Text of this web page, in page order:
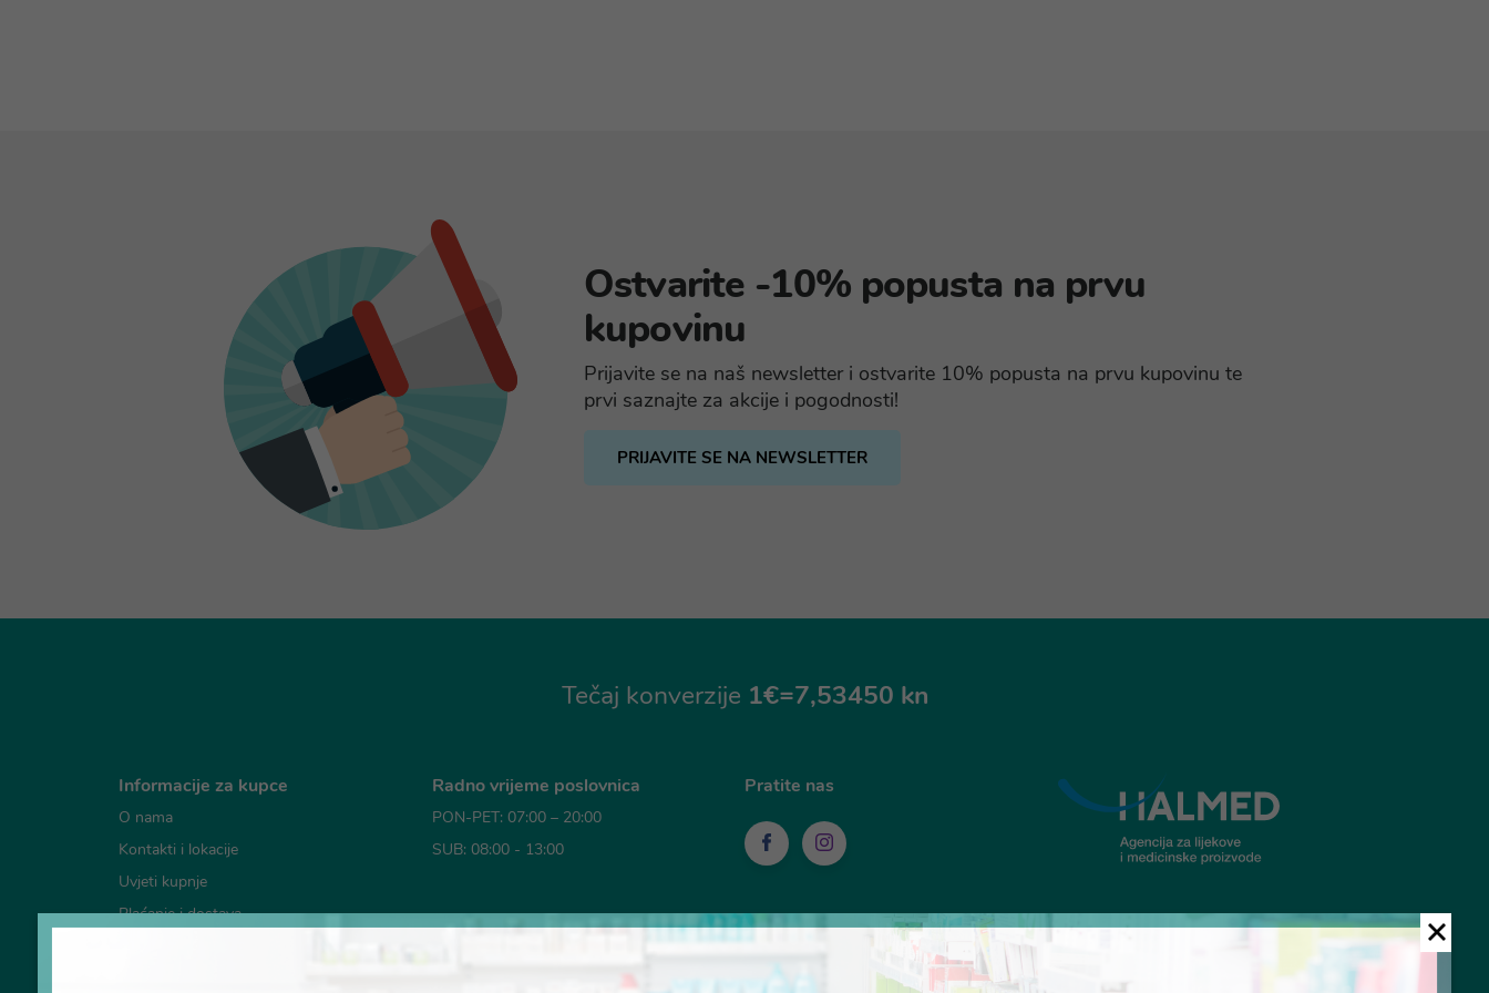
Ostvarite -10% popusta na prvu
kupovinu
Prijavite se na naš newsletter i ostvarite 10% popusta na prvu kupovinu te
prvi saznajte za akcije i pogodnosti!
PRIJAVITE SE NA NEWSLETTER
Tečaj konverzije 1€=7,53450 kn
Informacije za kupce
O nama
Kontakti i lokacije
Uvjeti kupnje
Plaćanje i dostava
Radno vrijeme poslovnica
PON-PET: 07:00 – 20:00
SUB: 08:00 - 13:00
Pratite nas
Mogućnosti plaćanja